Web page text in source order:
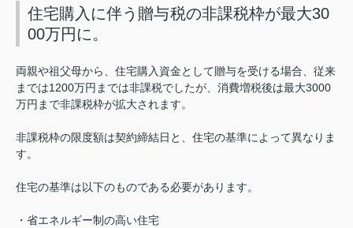
住宅購入に伴う贈与税の非課税枠が最大30
00万円に。
両親や祖父母から、住宅購入資金として贈与を受ける場合、従来
までは1200万円までは非課税でしたが、消費増税後は最大3000
万円まで非課税枠が拡大されます。
非課税枠の限度額は契約締結日と、住宅の基準によって異なりま
す。
住宅の基準は以下のものである必要があります。
・省エネルギー制の高い住宅